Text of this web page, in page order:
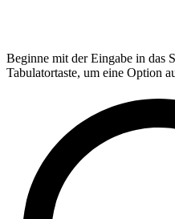
Beginne mit der Eingabe in das
Tabulatortaste, um eine Option